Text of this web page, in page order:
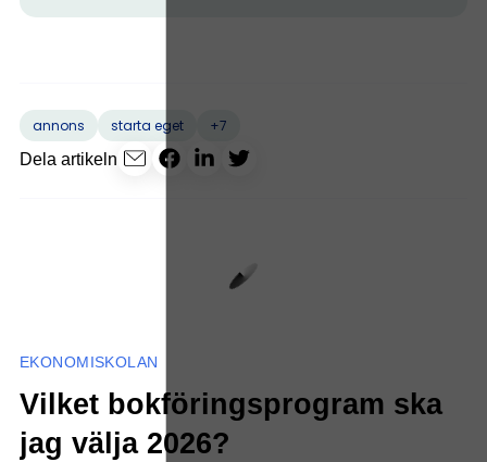
annons starta eget
+7
Dela artikeln
EKONOMISKOLAN
Vilket bokföringsprogram ska
jag välja 2026?